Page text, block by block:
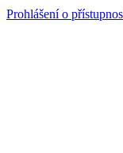
Prohlášení o